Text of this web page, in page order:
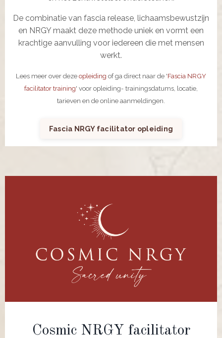
De combinatie van fascia release, lichaamsbewustzijn
en NRGY maakt deze methode uniek en vormt een
krachtige aanvulling voor iedereen die met mensen
werkt.
Lees meer over dezeopleiding of ga direct naar de 'Fascia NRGY
facilitator training' voor opleiding- trainingsdatums, locatie,
tarieven en de online aanmeldingen.
Fascia NRGY facilitator opleiding
Cosmic NRGY facilitator